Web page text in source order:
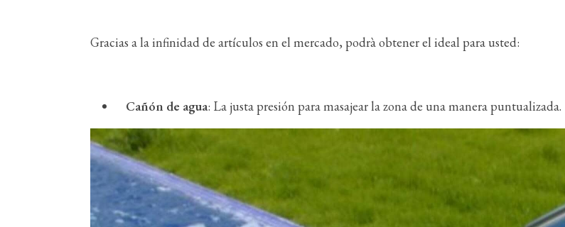
Gracias a la infinidad de artículos en el mercado, podrà obtener el ideal para usted:
Cañón de agua: La justa presión para masajear la zona de una manera puntualizada.